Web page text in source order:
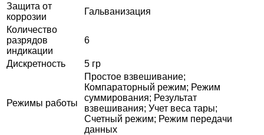
Защита от
коррозии
Гальванизация
Количество
разрядов
индикации
6
Дискретность 5 гр
Режимы работы
Простое взвешивание;
Компараторный режим; Режим
суммирования; Результат
взвешивания; Учет веса тары;
Счетный режим; Режим передачи
данных